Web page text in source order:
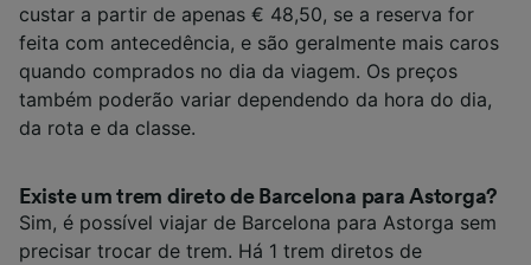
custar a partir de apenas € 48,50, se a reserva for
feita com antecedência, e são geralmente mais caros
quando comprados no dia da viagem. Os preços
também poderão variar dependendo da hora do dia,
da rota e da classe.
Existe um trem direto de Barcelona para Astorga?
Sim, é possível viajar de Barcelona para Astorga sem
precisar trocar de trem. Há 1 trem diretos de